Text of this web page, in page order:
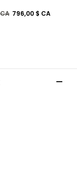
de
à796,00 $ CA